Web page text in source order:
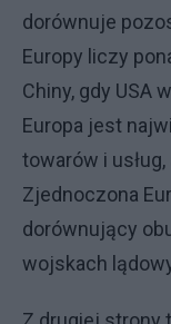
dorównuje
Europy liczy
Chiny, gdy USA
Europa jest
towarów i
Zjednoczona
dorównujący
wojskach